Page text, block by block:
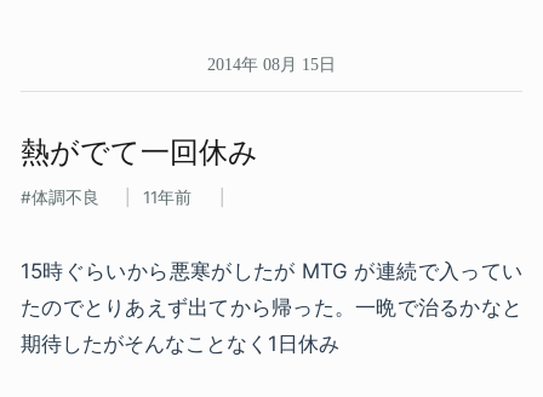
2014年 08月 15日
熱がでて​一回​休み
体調不良 11年前
15時ぐらいから悪寒がしたが MTG が連続で入ってい
たのでとりあえず出てから帰った。一晩で治るかなと
期待したがそんなことなく1日休み